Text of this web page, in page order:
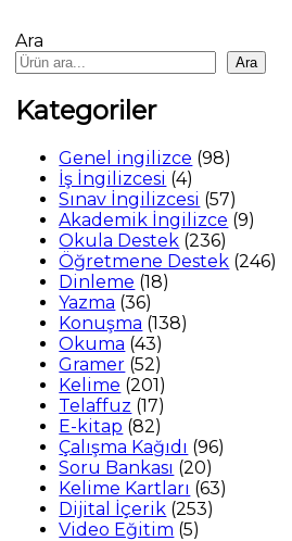
Ara
Ara
Kategoriler
Genel ingilizce 9898
İş İngilizcesi 44
ürün
Sınav İngilizcesi 5757
ürün
Akademik İngilizce 99
Okula Destek 236236
ürün
Öğretmene Destek 246246
Dinleme 1818
Yazma 3636
ürün
Konuşma 138138
Okuma 4343
ürün
Gramer 5252
ürün
Kelime 201201
ürün
Telaffuz 1717
ürün
E-kitap 8282
ürün
Çalışma Kağıdı 9696
Soru Bankası 2020
ürün
Kelime Kartları 6363
Dijital İçerik 253253
Video Eğitim 55